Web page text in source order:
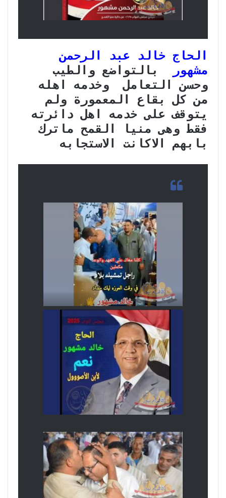
الحاج خالد عبد الرحمن
مشهور
بالتواضع والطيب
وحسن التعامل وخدمه اهله
من كل بقاع المعمورة ولم
يتوقف على خدمه اهل دائرته
فقط وهى منيا القمح ماترك
بابهم الاكانت الاستجابه